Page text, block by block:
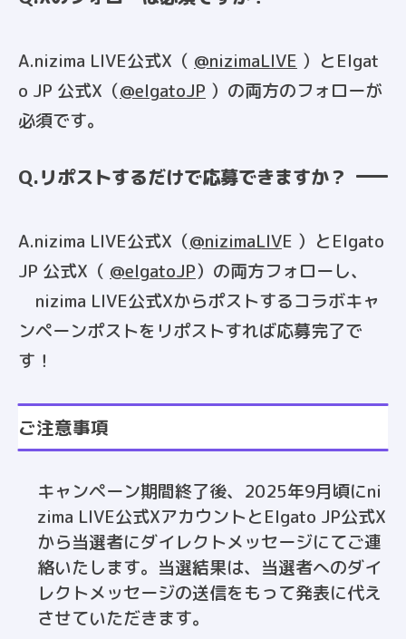
A.nizima LIVE公式X（ @nizimaLIVE ）とElgat
o JP 公式X（@elgatoJP ）の両方のフォローが
必須です。
Q.リポストするだけで応募できますか？
A.nizima LIVE公式X（@nizimaLIVE ）とElgato
JP 公式X（ @elgatoJP）の両方フォローし、
nizima LIVE公式Xからポストするコラボキャ
ンペーンポストをリポストすれば応募完了で
す！
ご注意事項
キャンペーン期間終了後、2025年9月頃にni
zima LIVE公式XアカウントとElgato JP公式X
から当選者にダイレクトメッセージにてご連
絡いたします。当選結果は、当選者へのダイ
レクトメッセージの送信をもって発表に代え
させていただきます。